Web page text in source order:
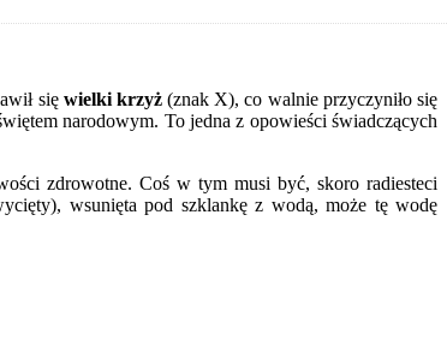
się wielki krzyż(znak X), co walnie przyczyniło się
narodowym. To jedna z opowieści świadczących
zdrowotne. Coś w tym musi być, skoro radiesteci
wsunięta pod szklankę z wodą, może tę wodę